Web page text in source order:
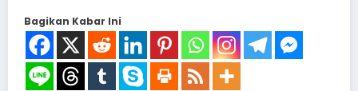
Bagikan Kabar Ini